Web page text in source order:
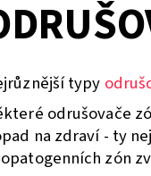
typy
odrušovače
na zdraví - ty
zón